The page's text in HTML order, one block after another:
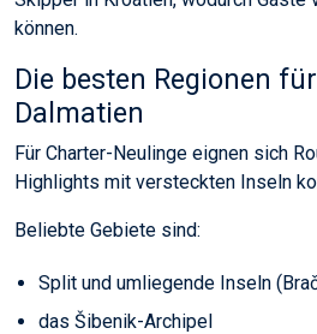
können.
Die besten Regionen
Dalmatien
Für Charter-Neulinge eignen sich
Highlights mit versteckten Inseln
Beliebte Gebiete sind:
Split und umliegende Inseln
das Šibenik-Archipel